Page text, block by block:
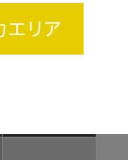
。